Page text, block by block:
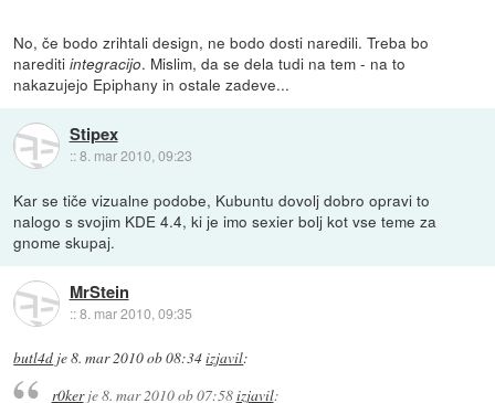
No, če bodo zrihtali design, ne bodo dosti naredili. Treba bo
nareditiintegracijo. Mislim, da se dela tudi na tem - na to
nakazujejo Epiphany in ostale zadeve...
Stipex
::8. mar 2010, 09:23
Kar se tiče vizualne podobe, Kubuntu dovolj dobro opravi to
nalogo s svojim KDE 4.4, ki je imo sexier bolj kot vse teme za
gnome skupaj.
MrStein
::8. mar 2010, 09:35
butl4d je8. mar 2010 ob 08:34izjavil:
r0kerje8. mar 2010 ob 07:58izjavil: